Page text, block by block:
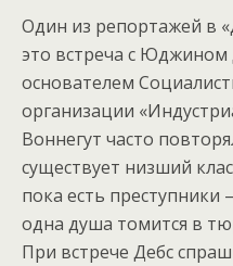
Один из репортажей в
это встреча с Юджином
основателем
организации
Воннегут часто
существует низший
пока есть преступники
одна душа томится в
При встрече Дебс